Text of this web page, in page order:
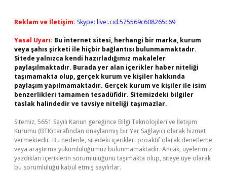
Reklam ve İletişim: Skype: live:.cid.575569c608265c69
Yasal Uyarı: Bu internet sitesi, herhangi bir marka, kurum
veya şahıs şirketi ile hiçbir bağlantısı bulunmamaktadır.
Sitede yalnızca kendi hazırladığımız makaleler
paylaşılmaktadır. Burada yer alan içerikler haber niteliği
taşımamakta olup, gerçek kurum ve kişiler hakkında
paylaşım yapılmamaktadır. Gerçek kurum ve kişiler ile isim
benzerlikleri tamamen tesadüfidir. Sitemizdeki bilgiler
taslak halindedir ve tavsiye niteliği taşımazlar.
Sitemiz, 5651 Sayılı Kanun gereğince Bilgi Teknolojileri ve İletişim
Kurumu (BTK) tarafından onaylanmış bir Yer Sağlayıcı olarak hizmet
vermektedir. Bu nedenle, sitedeki içerikleri proaktif olarak denetleme
veya araştırma yükümlülüğümüz bulunmamaktadır. Ancak, üyelerimiz
yazdıkları içeriklerin sorumluluğunu taşımakta olup, siteye üye olarak
bu sorumluluğu kabul etmiş sayılırlar.